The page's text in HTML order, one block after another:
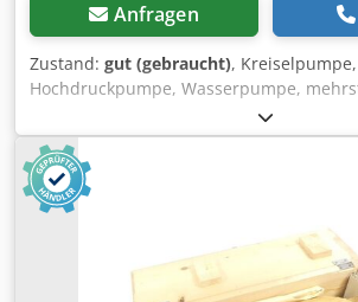
Anfragen
Zustand: gut (gebraucht), Kreiselpumpe,
Hochdruckpumpe, Wasserpumpe,
Zentrifugalpumpe -Antrieb: 1,5 kW 2910
Förderleistung: 23,6 m³/h -max. Druck:
Tempertur: 100 °C -Anzahl: 1 Stück
Aedzrykjmyjrf -Abmessungen: 250/300/
60 kg